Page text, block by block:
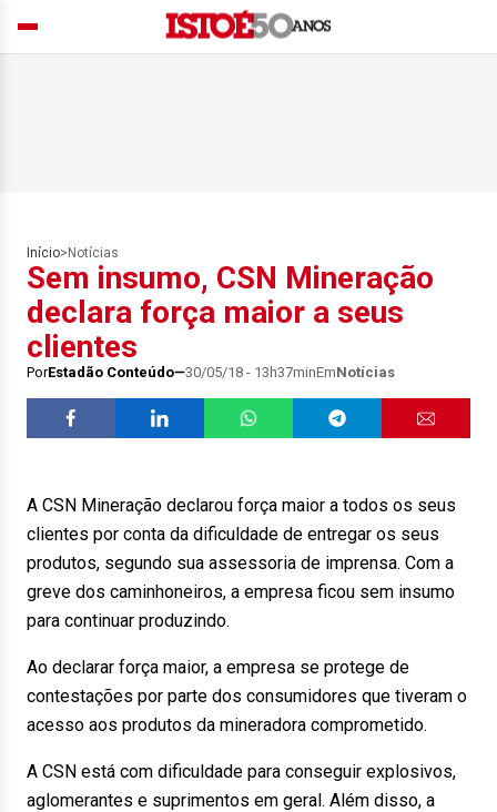
Início> Notícias
Sem insumo, CSN Mineração
declara força maior a seus
clientes
PorEstadão Conteúdo 30/05/18 - 13h37minEmNotícias
A CSN Mineração declarou força maior a todos os seus
clientes por conta da dificuldade de entregar os seus
produtos, segundo sua assessoria de imprensa. Com a
greve dos caminhoneiros, a empresa ficou sem insumo
para continuar produzindo.
Ao declarar força maior, a empresa se protege de
contestações por parte dos consumidores que tiveram o
acesso aos produtos da mineradora comprometido.
A CSN está com dificuldade para conseguir explosivos,
aglomerantes e suprimentos em geral. Além disso, a